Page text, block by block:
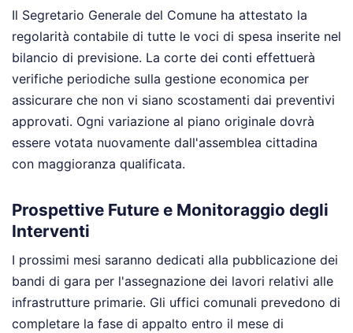
Il Segretario Generale del Comune ha attestato la
regolarità contabile di tutte le voci di spesa inserite nel
bilancio di previsione. La corte dei conti effettuerà
verifiche periodiche sulla gestione economica per
assicurare che non vi siano scostamenti dai preventivi
approvati. Ogni variazione al piano originale dovrà
essere votata nuovamente dall'assemblea cittadina
con maggioranza qualificata.
Prospettive Future e Monitoraggio degli
Interventi
I prossimi mesi saranno dedicati alla pubblicazione dei
bandi di gara per l'assegnazione dei lavori relativi alle
infrastrutture primarie. Gli uffici comunali prevedono di
completare la fase di appalto entro il mese di